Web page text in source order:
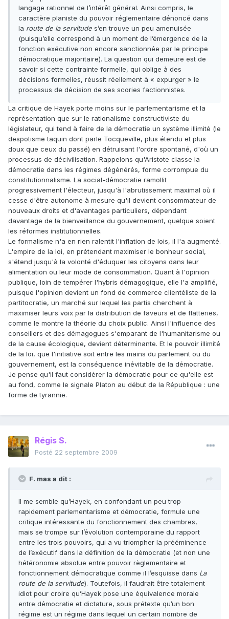
langage rationnel de l’intérêt général. Ainsi compris, le
caractère planiste du pouvoir réglementaire dénoncé dans
la route de la servitude s’en trouve un peu amenuisée
(puisqu’elle correspond à un moment de l’émergence de la
fonction exécutive non encore sanctionnée par le principe
démocratique majoritaire). La question qui demeure est de
savoir si cette contrainte formelle, qui oblige à des
décisions formelles, réussit réellement à « expurger » le
processus de décision de ses scories factionnistes.
La critique de Hayek porte moins sur le parlementarisme et la
représentation que sur le rationalisme constructiviste du
législateur, qui tend à faire de la démocratie un système illimité (le
despotisme taquin dont parle Tocqueville, plus étendu et plus
doux que ceux du passé) en détruisant l'ordre spontané, d'où un
processus de décivilisation. Rappelons qu'Aristote classe la
démocratie dans les régimes dégénérés, forme corrompue du
constitutionnalisme. La social-démocratie ramollit
progressivement l'électeur, jusqu'à l'abrutissement maximal où il
cesse d'être autonome à mesure qu'il devient consommateur de
nouveaux droits et d'avantages particuliers, dépendant
davantage de la bienveillance du gouvernement, quelque soient
les réformes institutionnelles.
Le formalisme n'a en rien ralentit l'inflation de lois, il l'a augmenté.
L'empire de la loi, en prétendant maximiser le bonheur social,
s'étend jusqu'à la volonté d'éduquer les citoyens dans leur
alimentation ou leur mode de consommation. Quant à l'opinion
publique, loin de tempérer l'hybris démagogique, elle l'a amplifié,
puisque l'opinion devient un fond de commerce clientéliste de la
partitocratie, un marché sur lequel les partis cherchent à
maximiser leurs voix par la distribution de faveurs et de flatteries,
comme le montre la théorie du choix public. Ainsi l'influence des
conseillers et des démagogues s'emparant de l'humanitarisme ou
de la cause écologique, devient déterminante. Et le pouvoir illimité
de la loi, que l'initiative soit entre les mains du parlement ou du
gouvernement, est la conséquence inévitable de la démocratie.
Je pense qu'il faut considérer la démocratie pour ce qu'elle est
au fond, comme le signale Platon au début de la République : une
forme de tyrannie.
Régis S.
Posté 22 septembre 2009
F. mas a dit :
Il me semble qu’Hayek, en confondant un peu trop
rapidement parlementarisme et démocratie, formule une
critique intéressante du fonctionnement des chambres,
mais se trompe sur l’évolution contemporaine du rapport
entre les trois pouvoirs, qui a vu triompher la prééminence
de l’exécutif dans la définition de la démocratie (et non une
hétéronomie absolue entre pouvoir règlementaire et
fonctionnement démocratique comme il l’esquisse dans La
route de la servitude). Toutefois, il faudrait être totalement
idiot pour croire qu’Hayek pose une équivalence morale
entre démocratie et dictature, sous prétexte qu’un bon
régime est un régime dans lequel un certain nombre de